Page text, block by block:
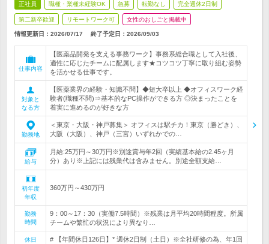
正社員 職種・業種未経験OK 急募 転勤なし 完全週休2日制
第二新卒歓迎 リモートワーク可 女性のおしごと掲載中
情報更新日：2026/07/17 終了予定日： 2026/09/03
仕事内容
【医薬品開発を支える事務ワーク】事務系総合職として入社後、
適性に応じたチームに配属します★コツコツ丁寧に取り組む姿勢
を活かせる仕事です。
対象と
なる方
【医薬業界の経験・知識不問】◆短大卒以上 ◆オフィスワーク経
験者(職種不問)⇒基本的なPC操作ができる方 ◎決まったことを
着実に進めるのが好きな方
勤務地
＜東京・大阪・神戸募集＞ オフィスは駅チカ！東京（勝どき）、
大阪（大阪）、神戸（三宮）いずれかでの…
給与
月給:25万円～30万円※別途賞与年2回（実績基本給の2.45ヶ月
分）あり※上記には残業代は含みません。別途全額支給…
初年度
年収
360万円～430万円
勤務
時間
9：00～17：30（実働7.5時間）※残業は月平均20時間程度。所属
チームや繁忙の状況により異なり…
休日
# 【年間休日126日】* 週休2日制（土日）※全社研修の為、年1回